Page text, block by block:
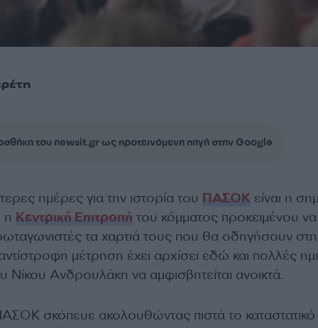
του newsit.gr ως προτεινόμενη πηγή στην Google
ημέρες για την ιστορία του ΠΑΣΟΚείναι η
η Κεντρική Επιτροπή του κόμματος προκειμένου να
τα χαρτιά τους που θα οδηγήσουν
μέτρηση έχει αρχίσει εδώ και πολλές
Νίκου Ανδρουλάκη να αμφισβητείται ανοικτά.
σκόπευε ακολουθώντας πιστά το καταστατικό